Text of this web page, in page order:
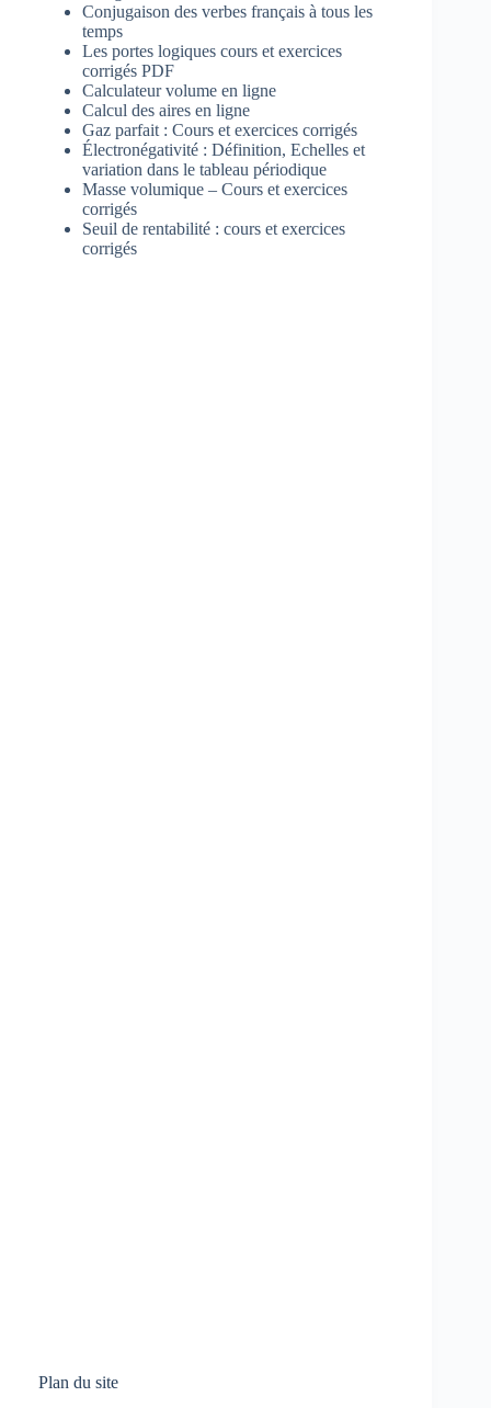
Conjugaison des verbes français à tous les
temps
Les portes logiques cours et exercices
corrigés PDF
Calculateur volume en ligne
Calcul des aires en ligne
Gaz parfait : Cours et exercices corrigés
Électronégativité : Définition, Echelles et
variation dans le tableau périodique
Masse volumique – Cours et exercices
corrigés
Seuil de rentabilité : cours et exercices
corrigés
Plan du site